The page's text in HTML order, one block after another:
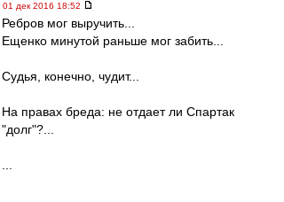
01 дек 2016 18:52
Ребров мог выручить...
Ещенко минутой раньше мог забить...
Судья, конечно, чудит...
На правах бреда: не отдает ли Спартак
"долг"?...